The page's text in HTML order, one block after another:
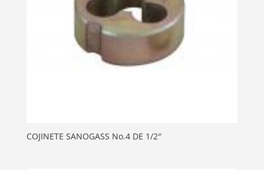
COJINETE SANOGASS No.4 DE 1/2″